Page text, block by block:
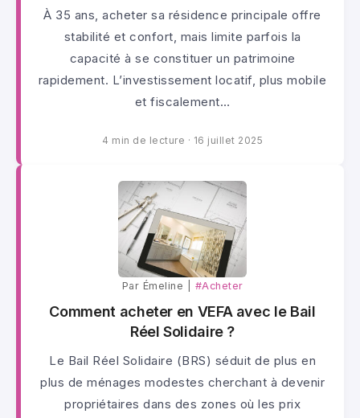
À 35 ans, acheter sa résidence principale offre
stabilité et confort, mais limite parfois la
capacité à se constituer un patrimoine
rapidement. L’investissement locatif, plus mobile
et fiscalement…
4 min de lecture · 16 juillet 2025
Par Émeline | #Acheter
Comment acheter en VEFA avec le Bail
Réel Solidaire ?
Le Bail Réel Solidaire (BRS) séduit de plus en
plus de ménages modestes cherchant à devenir
propriétaires dans des zones où les prix